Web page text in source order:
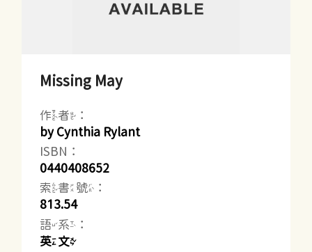
Missing May
作者：
by Cynthia Rylant
ISBN：
0440408652
索書號：
813.54
語系：
英文